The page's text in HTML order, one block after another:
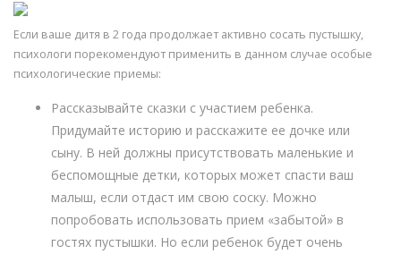
Если ваше дитя в 2 года продолжает активно сосать пустышку,
психологи порекомендуют применить в данном случае особые
психологические приемы:
Рассказывайте сказки с участием ребенка.
Придумайте историю и расскажите ее дочке или
сыну. В ней должны присутствовать маленькие и
беспомощные детки, которых может спасти ваш
малыш, если отдаст им свою соску. Можно
попробовать использовать прием «забытой» в
гостях пустышки. Но если ребенок будет очень